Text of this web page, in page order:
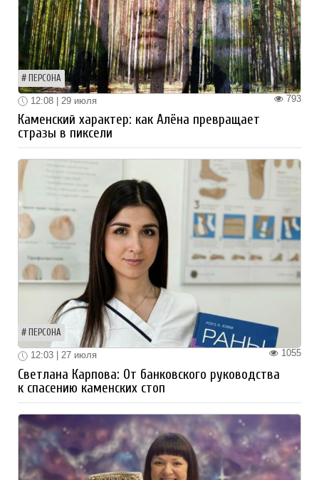
ПЕРСОНА
793
12:08 | 29 июля
Каменский характер: как Алёна превращает
стразы в пиксели
ПЕРСОНА
1055
12:03 | 27 июля
Светлана Карпова: От банковского руководства
к спасению каменских стоп